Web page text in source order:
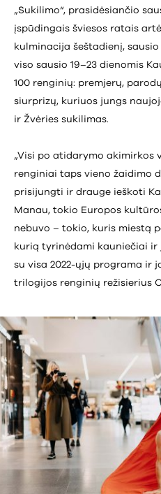
„Sukilimo“, prasidėsiančio
įspūdingais šviesos ratais
kulminacija šeštadienį, sausio
viso sausio 19–23 dienomis
100 renginių: premjerų,
siurprizų, kuriuos jungs
ir Žvėries sukilimas.
„Visi po atidarymo akimirkos
renginiai taps vieno žaidimo
prisijungti ir drauge ieškoti
Manau, tokio Europos
nebuvo – tokio, kuris miestą
kurią tyrinėdami kauniečiai ir
su visa 2022-ųjų programa ir
trilogijos renginių režisierius